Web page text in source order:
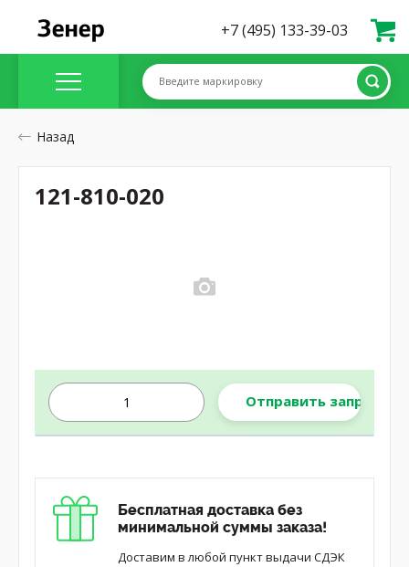
+7 (495) 133-39-03
Введите маркировку
Назад
Отправить запрос
Бесплатная доставка без
минимальной суммы заказа!
Доставим в любой пункт выдачи СДЭК
121-810-020